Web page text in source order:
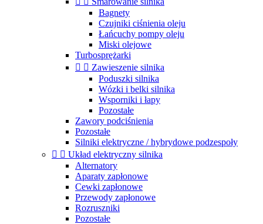
Bagnety
Czujniki ciśnienia oleju
Łańcuchy pompy oleju
Miski olejowe
Turbosprężarki
  Zawieszenie silnika
Poduszki silnika
Wózki i belki silnika
Wsporniki i łapy
Pozostałe
Zawory podciśnienia
Pozostałe
Silniki elektryczne / hybrydowe podzespoły
  Układ elektryczny silnika
Alternatory
Aparaty zapłonowe
Cewki zapłonowe
Przewody zapłonowe
Rozruszniki
Pozostałe